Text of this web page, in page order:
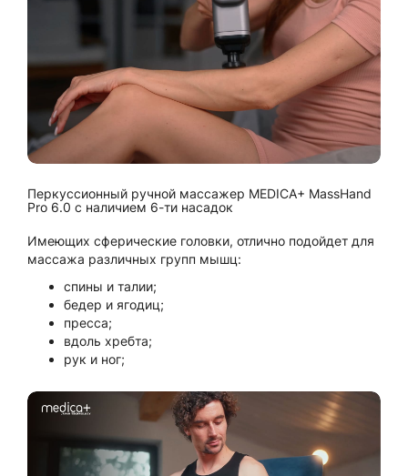
Перкуссионный ручной массажер MEDICA+ MassHand
Pro 6.0 с наличием 6-ти насадок
Имеющих сферические головки, отлично подойдет для
массажа различных групп мышц:
спины и талии;
бедер и ягодиц;
пресса;
вдоль хребта;
рук и ног;